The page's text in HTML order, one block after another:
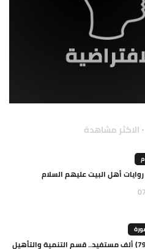
الاكثر مشاهدة
أهل البيت عليهم السلام
بأكثر من (795) ألف مستفيد.. قسم التنمية والتأهيل